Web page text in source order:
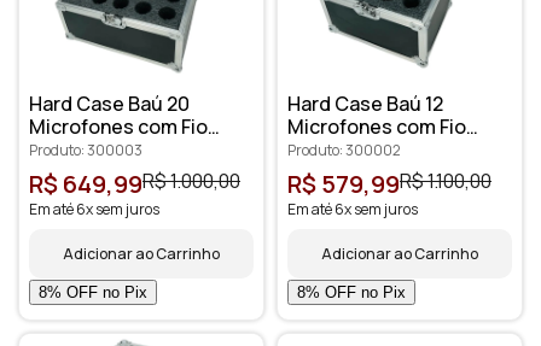
Hard Case Baú 20
Microfones com Fio
Prime Interior de
Espuma
Produto: 300003
R$ 649,99R$ 1.000,00
Em até 6x sem juros
Adicionar ao Carrinho
Hard Case Baú 12
Microfones com Fio
Prime Interior de
Espuma
Produto: 300002
R$ 579,99R$ 1.100,00
Em até 6x sem juros
Adicionar ao Carrinho